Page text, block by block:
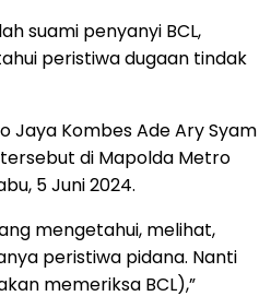
suami penyanyi BCL,
peristiwa dugaan tindak
Jaya Kombes Ade Ary Syam
di Mapolda Metro
5 Juni 2024.
mengetahui, melihat,
peristiwa pidana. Nanti
memeriksa BCL),”